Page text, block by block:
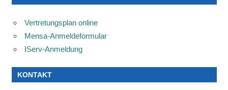
Vertretungsplan online
Mensa-Anmeldeformular
IServ-Anmeldung
KONTAKT